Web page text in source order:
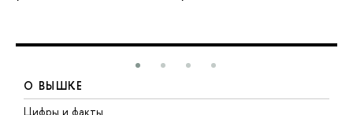
О ВЫШКЕ
Цифры и факты